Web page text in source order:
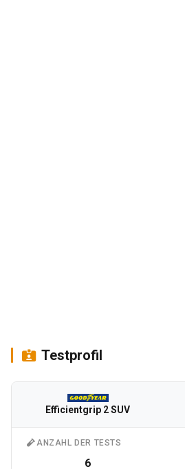
Testprofil
Efficientgrip 2 SUV
ANZAHL DER TESTS
6